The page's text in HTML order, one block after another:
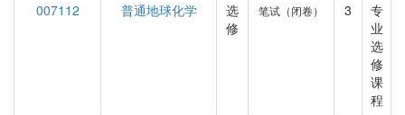
007112 普通地球化学
选
修
笔试（闭卷） 3
专
业
选
修
课
程